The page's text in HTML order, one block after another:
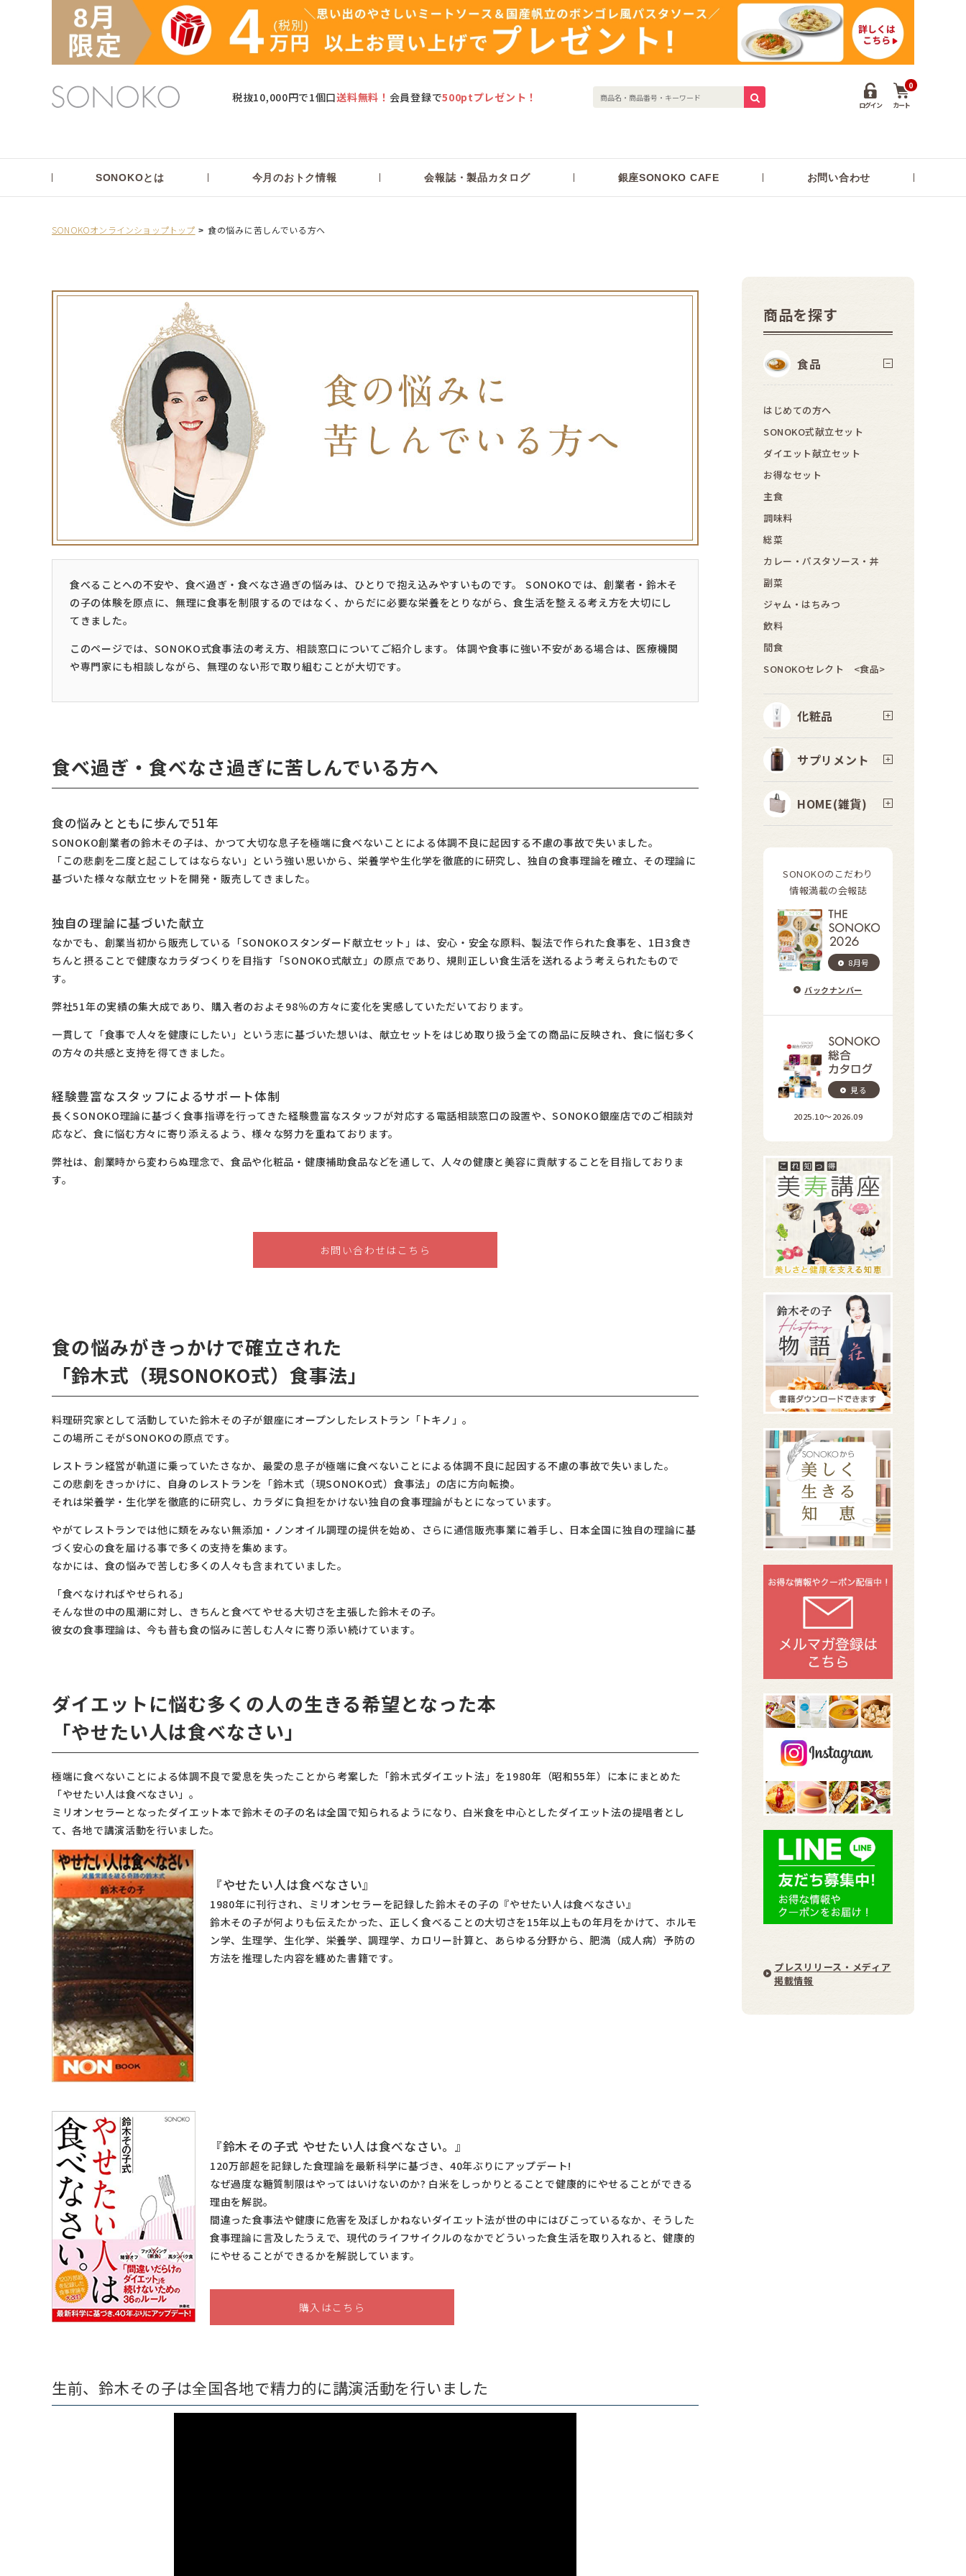
税抜10,000円で1個口送料無料！ 会員登録で500ptプレゼント！
ログイン カート
0
SONOKOとは 銀座SONOKO CAFE
今月のおトク情報 会報誌・製品カタログ お問い合わせ
SONOKOオンラインショップトップ 食の悩みに苦しんでいる方へ
食べることへの不安や、食べ過ぎ・食べなさ過ぎの悩みは、ひとりで抱え込みやすいものです。 SONOKOでは、創業者・鈴木そ
の子の体験を原点に、無理に食事を制限するのではなく、からだに必要な栄養をとりながら、食生活を整える考え方を大切にし
てきました。
このページでは、SONOKO式食事法の考え方、相談窓口についてご紹介します。 体調や食事に強い不安がある場合は、医療機関
や専門家にも相談しながら、無理のない形で取り組むことが大切です。
食べ過ぎ・食べなさ過ぎに苦しんでいる方へ
食の悩みとともに歩んで51年
SONOKO創業者の鈴木その子は、かつて大切な息子を極端に食べないことによる体調不良に起因する不慮の事故で失いました。
「この悲劇を二度と起こしてはならない」という強い思いから、栄養学や生化学を徹底的に研究し、独自の食事理論を確立、その理論に
基づいた様々な献立セットを開発・販売してきました。
独自の理論に基づいた献立
なかでも、創業当初から販売している「SONOKOスタンダード献立セット」は、安心・安全な原料、製法で作られた食事を、1日3食き
ちんと摂ることで健康なカラダつくりを目指す「SONOKO式献立」の原点であり、規則正しい食生活を送れるよう考えられたもので
す。
弊社51年の実績の集大成であり、購入者のおよそ98％の方々に変化を実感していただいております。
一貫して「食事で人々を健康にしたい」という志に基づいた想いは、献立セットをはじめ取り扱う全ての商品に反映され、食に悩む多く
の方々の共感と支持を得てきました。
経験豊富なスタッフによるサポート体制
長くSONOKO理論に基づく食事指導を行ってきた経験豊富なスタッフが対応する電話相談窓口の設置や、SONOKO銀座店でのご相談対
応など、食に悩む方々に寄り添えるよう、様々な努力を重ねております。
弊社は、創業時から変わらぬ理念で、食品や化粧品・健康補助食品などを通して、人々の健康と美容に貢献することを目指しておりま
す。
お問い合わせはこちら
食の悩みがきっかけで確立された
「鈴木式（現SONOKO式）食事法」
料理研究家として活動していた鈴木その子が銀座にオープンしたレストラン「トキノ」。
この場所こそがSONOKOの原点です。
レストラン経営が軌道に乗っていたさなか、最愛の息子が極端に食べないことによる体調不良に起因する不慮の事故で失いました。
この悲劇をきっかけに、自身のレストランを「鈴木式（現SONOKO式）食事法」の店に方向転換。
それは栄養学・生化学を徹底的に研究し、カラダに負担をかけない独自の食事理論がもとになっています。
やがてレストランでは他に類をみない無添加・ノンオイル調理の提供を始め、さらに通信販売事業に着手し、日本全国に独自の理論に基
づく安心の食を届ける事で多くの支持を集めます。
なかには、食の悩みで苦しむ多くの人々も含まれていました。
「食べなければやせられる」
そんな世の中の風潮に対し、きちんと食べてやせる大切さを主張した鈴木その子。
彼女の食事理論は、今も昔も食の悩みに苦しむ人々に寄り添い続けています。
ダイエットに悩む多くの人の生きる希望となった本
「やせたい人は食べなさい」
極端に食べないことによる体調不良で愛息を失ったことから考案した「鈴木式ダイエット法」を1980年（昭和55年）に本にまとめた
「やせたい人は食べなさい」。
ミリオンセラーとなったダイエット本で鈴木その子の名は全国で知られるようになり、白米食を中心としたダイエット法の提唱者とし
て、各地で講演活動を行いました。
『やせたい人は食べなさい』
1980年に刊行され、ミリオンセラーを記録した鈴木その子の『やせたい人は食べなさい』
鈴木その子が何よりも伝えたかった、正しく食べることの大切さを15年以上もの年月をかけて、ホルモ
ン学、生理学、生化学、栄養学、調理学、カロリー計算と、あらゆる分野から、肥満（成人病）予防の
方法を推理した内容を纏めた書籍です。
『鈴木その子式 やせたい人は食べなさい。』
120万部超を記録した食理論を最新科学に基づき、40年ぶりにアップデート!
なぜ過度な糖質制限はやってはいけないのか? 白米をしっかりとることで健康的にやせることができる
理由を解説。
間違った食事法や健康に危害を及ぼしかねないダイエット法が世の中にはびこっているなか、そうした
食事理論に言及したうえで、現代のライフサイクルのなかでどういった食生活を取り入れると、健康的
にやせることができるかを解説しています。
購入はこちら
生前、鈴木その子は全国各地で精力的に講演活動を行いました
商品を探す
食品
はじめての方へ
SONOKO式献立セット
ダイエット献立セット
お得なセット
主食
調味料
総菜
カレー・パスタソース・丼
副菜
ジャム・はちみつ
飲料
間食
SONOKOセレクト <食品>
化粧品
サプリメント
HOME(雑貨)
SONOKOのこだわり
情報満載の会報誌
8月号
バックナンバー
見る
2025.10〜2026.09
プレスリリース・メディア
掲載情報